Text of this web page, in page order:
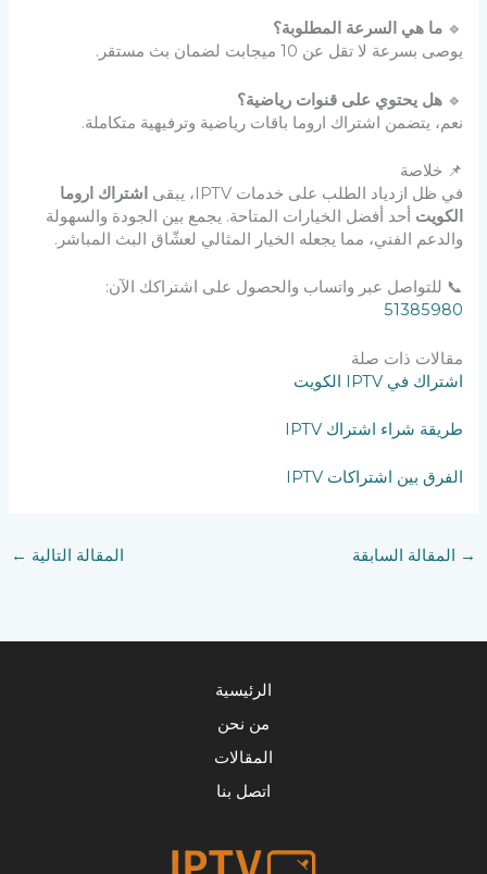
🔹ما هي السرعة المطلوبة؟
يوصى بسرعة لا تقل عن 10 ميجابت لضمان بث مستقر.
🔹هل يحتوي على قنوات رياضية؟
نعم، يتضمن اشتراك اروما باقات رياضية وترفيهية متكاملة.
📌 خلاصة
في ظل ازدياد الطلب على خدمات IPTV، يبقى
اشتراك اروما
الكويت أحد أفضل الخيارات المتاحة. يجمع بين الجودة والسهولة
والدعم الفني، مما يجعله الخيار المثالي لعشّاق البث المباشر.
📞 للتواصل عبر واتساب والحصول على اشتراكك الآن:
51385980
مقالات ذات صلة
اشتراك في IPTV الكويت
طريقة شراء اشتراك IPTV
الفرق بين اشتراكات IPTV
→ المقالة السابقة المقالة التالية ←
الرئيسية
من نحن
المقالات
اتصل بنا